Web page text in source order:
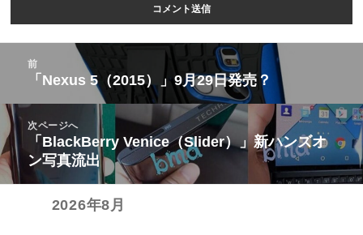
ビ
ゲ
ー
前
前
の
投
稿:
「Nexus 5（2015）」9月29日発売？
次ページへ
次
の
投
「BlackBerry Venice（Slider）」新ハンズオ
ン写真流出
2026年8月